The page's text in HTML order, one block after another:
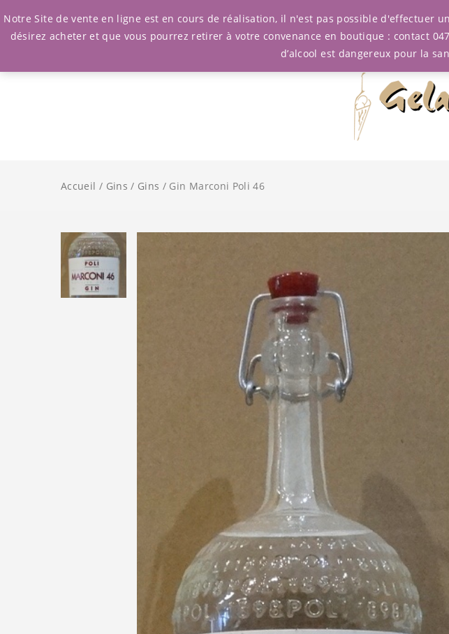
Accueil / Gins / Gins / Gin Marconi Poli 46
Notre Site de vente en ligne est en cours de réalisation, il n'est pas possible d'effectuer
désirez acheter et que vous pourrez retirer à votre convenance en boutique : contact
d’alcool est dangereux pour la